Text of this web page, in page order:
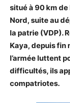
situé à 90 km
Nord, suite au
la patrie (VDP).
Kaya, depuis fin
l’armée luttent
difficultés, ils
compatriotes.